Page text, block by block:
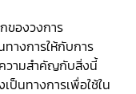
ของวงการ
างการให้กับการ
วามสำคัญกับสิ่งนี้
ป็นทางการเพื่อใช้ใน